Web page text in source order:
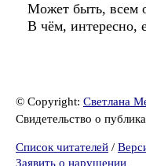
Может быть, всем
В чём, интересно,
© Copyright: Светлана
Свидетельство о
Список читателей /
Заявить о нарушении